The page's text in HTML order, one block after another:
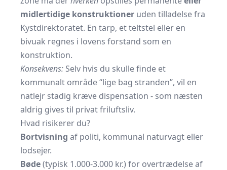
midlertidige konstruktioner uden tilladelse fra
Kystdirektoratet. En tarp, et teltstel eller en
bivuak regnes i lovens forstand som en
konstruktion.
Konsekvens: Selv hvis du skulle finde et
kommunalt område “lige bag stranden”, vil en
natlejr stadig kræve dispensation - som næsten
aldrig gives til privat friluftsliv.
Hvad risikerer du?
Bortvisning af politi, kommunal naturvagt eller
lodsejer.
Bøde(typisk 1.000-3.000 kr.) for overtrædelse af